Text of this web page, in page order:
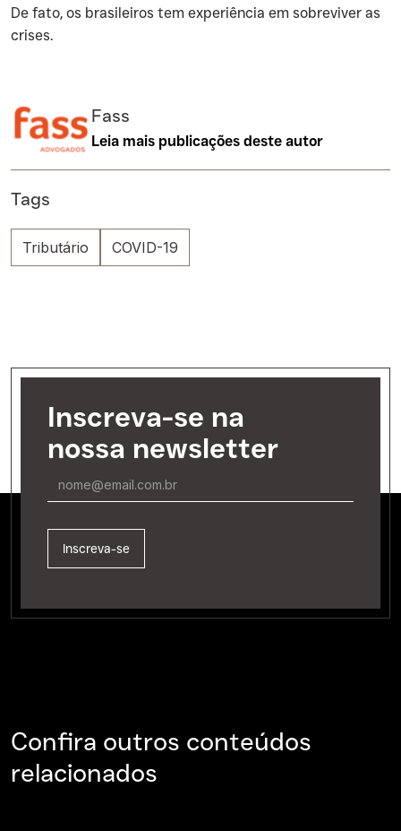
De fato, os brasileiros tem experiência em sobreviver as
crises.
Fass
Leia mais publicações deste autor
Tags
Tributário COVID-19
Inscreva-se na
nossa newsletter
Confira outros conteúdos
relacionados